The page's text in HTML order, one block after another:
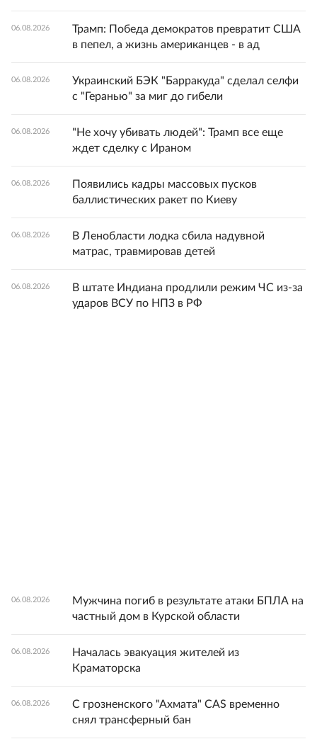
06.08.2026
Трамп: Победа демократов превратит США
в пепел, а жизнь американцев - в ад
06.08.2026
Украинский БЭК "Барракуда" сделал селфи
с "Геранью" за миг до гибели
06.08.2026
"Не хочу убивать людей": Трамп все еще
ждет сделку с Ираном
06.08.2026
Появились кадры массовых пусков
баллистических ракет по Киеву
06.08.2026
В Ленобласти лодка сбила надувной
матрас, травмировав детей
06.08.2026
В штате Индиана продлили режим ЧС из-за
ударов ВСУ по НПЗ в РФ
06.08.2026
Мужчина погиб в результате атаки БПЛА на
частный дом в Курской области
06.08.2026
Началась эвакуация жителей из
Краматорска
06.08.2026
С грозненского "Ахмата" CAS временно
снял трансферный бан